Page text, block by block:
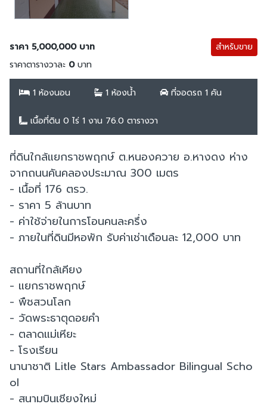
ราคา 5,000,000 บาท
ราคาตารางวาละ 0บาท
สำหรับขาย
1 ห้องนอน 1 ห้องน้ำ ที่จอดรถ 1 คัน
เนื้อที่ดิน 0 ไร่ 1 งาน 76.0 ตารางวา
ที่ดินใกล้แยกราชพฤกษ์ ต.หนองควาย อ.หางดง ห่าง
จากถนนคันคลองประมาณ 300 เมตร
- เนื้อที่ 176 ตรว.
- ราคา 5 ล้านบาท
- ค่าใช้จ่ายในการโอนคนละครึ่ง
- ภายในที่ดินมีหอพัก รับค่าเช่าเดือนละ 12,000 บาท
สถานที่ใกล้เคียง
- แยกราชพฤกษ์
- พืชสวนโลก
- วัดพระธาตุดอยคำ
- ตลาดแม่เหียะ
- โรงเรียน
นานาชาติ Litle Stars Ambassador Bilingual Scho
ol
- สนามบินเชียงใหม่